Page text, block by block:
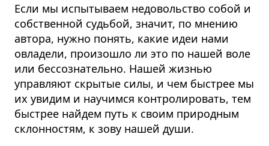
Если мы испытываем недовольство собой и
собственной судьбой, значит, по мнению
автора, нужно понять, какие идеи нами
овладели, произошло ли это по нашей воле
или бессознательно. Нашей жизнью
управляют скрытые силы, и чем быстрее мы
их увидим и научимся контролировать, тем
быстрее найдем путь к своим природным
склонностям, к зову нашей души.